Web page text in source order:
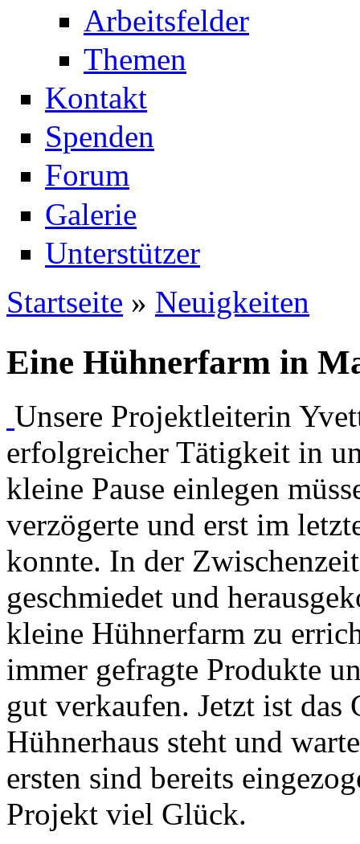
Arbeitsfelder
Themen
Kontakt
Spenden
Forum
Galerie
Unterstützer
Sie sind hier
Startseite » Neuigkeiten
Eine Hühnerfarm in
Unsere Projektleiterin
erfolgreicher Tätigkeit in
kleine Pause einlegen
verzögerte und erst im
konnte. In der
geschmiedet und
kleine Hühnerfarm zu
immer gefragte Produkte
gut verkaufen. Jetzt ist das
Hühnerhaus steht und
ersten sind bereits
Projekt viel Glück.